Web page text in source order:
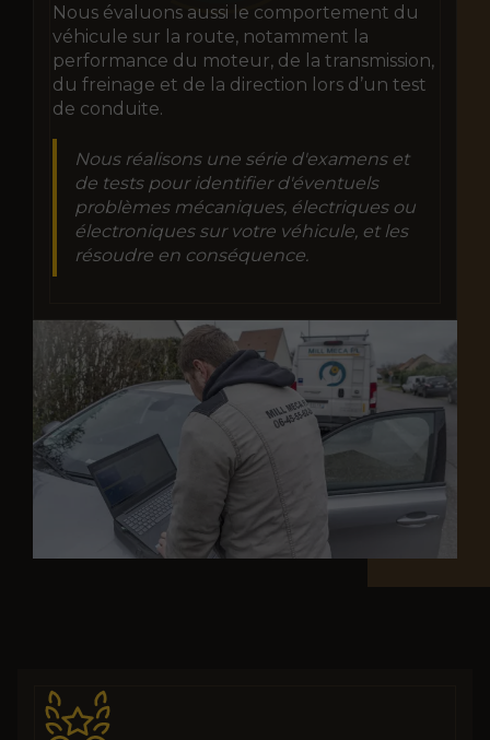
Nous évaluons aussi le comportement du
véhicule sur la route, notamment la
performance du moteur, de la transmission,
du freinage et de la direction lors d’un test
de conduite.
Nous réalisons une série d'examens et
de tests pour identifier d'éventuels
problèmes mécaniques, électriques ou
électroniques sur votre véhicule, et les
résoudre en conséquence.